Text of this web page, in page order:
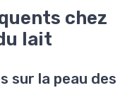
chez
lait
sur la peau des